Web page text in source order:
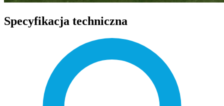
Specyfikacja techniczna